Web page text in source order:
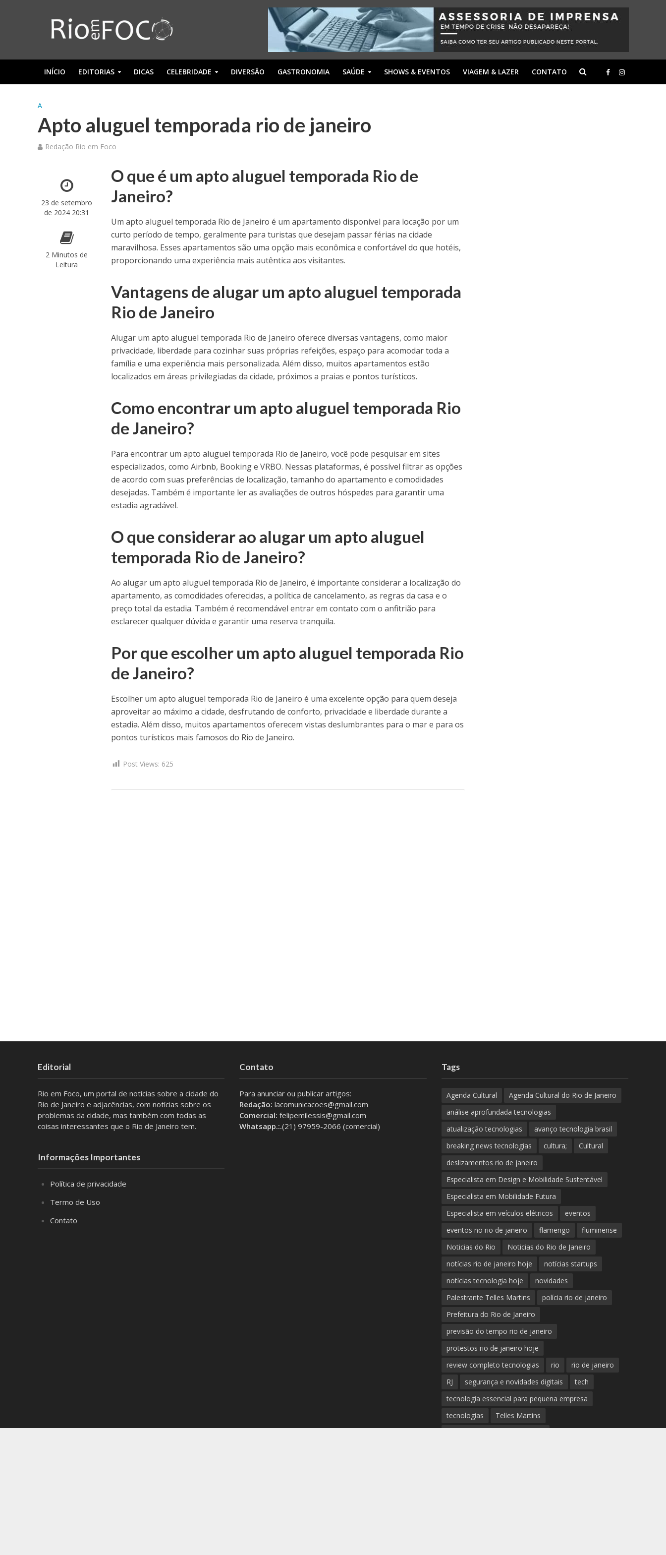
INÍCIO EDITORIAS DICAS CELEBRIDADE DIVERSÃO GASTRONOMIA SAÚDE SHOWS & EVENTOS VIAGEM & LAZER CONTATO
A
Apto aluguel temporada rio de janeiro
Redação Rio em Foco
23 de setembro
de 2024 20:31
2 Minutos de
Leitura
O que é um apto aluguel temporada Rio de
Janeiro?
Um apto aluguel temporada Rio de Janeiro é um apartamento disponível para locação por um
curto período de tempo, geralmente para turistas que desejam passar férias na cidade
maravilhosa. Esses apartamentos são uma opção mais econômica e confortável do que hotéis,
proporcionando uma experiência mais autêntica aos visitantes.
Vantagens de alugar um apto aluguel temporada
Rio de Janeiro
Alugar um apto aluguel temporada Rio de Janeiro oferece diversas vantagens, como maior
privacidade, liberdade para cozinhar suas próprias refeições, espaço para acomodar toda a
família e uma experiência mais personalizada. Além disso, muitos apartamentos estão
localizados em áreas privilegiadas da cidade, próximos a praias e pontos turísticos.
Como encontrar um apto aluguel temporada Rio
de Janeiro?
Para encontrar um apto aluguel temporada Rio de Janeiro, você pode pesquisar em sites
especializados, como Airbnb, Booking e VRBO. Nessas plataformas, é possível filtrar as opções
de acordo com suas preferências de localização, tamanho do apartamento e comodidades
desejadas. Também é importante ler as avaliações de outros hóspedes para garantir uma
estadia agradável.
O que considerar ao alugar um apto aluguel
temporada Rio de Janeiro?
Ao alugar um apto aluguel temporada Rio de Janeiro, é importante considerar a localização do
apartamento, as comodidades oferecidas, a política de cancelamento, as regras da casa e o
preço total da estadia. Também é recomendável entrar em contato com o anfitrião para
esclarecer qualquer dúvida e garantir uma reserva tranquila.
Por que escolher um apto aluguel temporada Rio
de Janeiro?
Escolher um apto aluguel temporada Rio de Janeiro é uma excelente opção para quem deseja
aproveitar ao máximo a cidade, desfrutando de conforto, privacidade e liberdade durante a
estadia. Além disso, muitos apartamentos oferecem vistas deslumbrantes para o mar e para os
pontos turísticos mais famosos do Rio de Janeiro.
Post Views: 625
Editorial
Rio em Foco, um portal de notícias sobre a cidade do
Rio de Janeiro e adjacências, com notícias sobre os
problemas da cidade, mas também com todas as
coisas interessantes que o Rio de Janeiro tem.
Informações Importantes
Política de privacidade
Termo de Uso
Contato
Contato
Para anunciar ou publicar artigos:
Redação: lacomunicacoes@gmail.com
Comercial: felipemilessis@gmail.com
Whatsapp.:.(21) 97959-2066 (comercial)
Tags
Agenda Cultural
Agenda Cultural do Rio de Janeiro
análise aprofundada tecnologias
atualização tecnologias
avanço tecnologia brasil
breaking news tecnologias
cultura;
Cultural
deslizamentos rio de janeiro
Especialista em Design e Mobilidade Sustentável
Especialista em Mobilidade Futura
Especialista em veículos elétricos
eventos
eventos no rio de janeiro
flamengo
fluminense
Noticias do Rio
Noticias do Rio de Janeiro
notícias rio de janeiro hoje
notícias startups
notícias tecnologia hoje
novidades
Palestrante Telles Martins
polícia rio de janeiro
Prefeitura do Rio de Janeiro
previsão do tempo rio de janeiro
protestos rio de janeiro hoje
review completo tecnologias
rio
rio de janeiro
RJ
segurança e novidades digitais
tech
tecnologia essencial para pequena empresa
tecnologias
Telles Martins